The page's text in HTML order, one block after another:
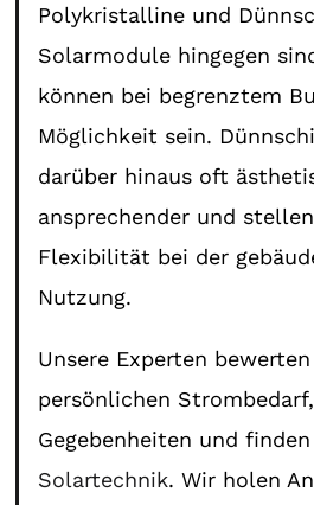
Polykristalline und
Solarmodule hingegen
können bei begrenztem
Möglichkeit sein.
darüber hinaus oft
ansprechender und
Flexibilität bei der
Nutzung.
Unsere Experten
persönlichen
Gegebenheiten und
Solartechnik. Wir holen